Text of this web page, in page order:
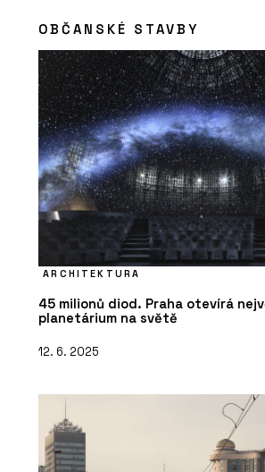
OBČANSKÉ STAVBY
ARCHITEKTURA
45 milionů diod. Praha otevírá
planetárium na světě
12. 6. 2025